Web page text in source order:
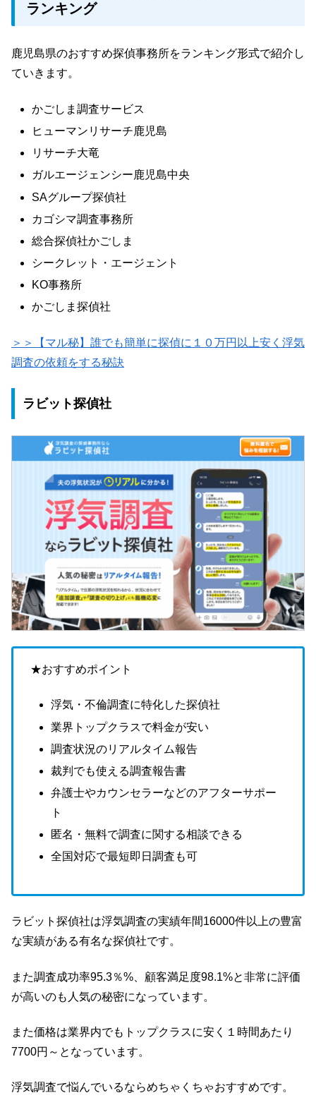
ランキング
鹿児島県のおすすめ探偵事務所をランキング形式で紹介し
ていきます。
かごしま調査サービス
ヒューマンリサーチ鹿児島
リサーチ大竜
ガルエージェンシー鹿児島中央
SAグループ探偵社
カゴシマ調査事務所
総合探偵社かごしま
シークレット・エージェント
KO事務所
かごしま探偵社
＞＞【マル秘】誰でも簡単に探偵に１０万円以上安く浮気
調査の依頼をする秘訣
ラビット探偵社
★おすすめポイント
浮気・不倫調査に特化した探偵社
業界トップクラスで料金が安い
調査状況のリアルタイム報告
裁判でも使える調査報告書
弁護士やカウンセラーなどのアフターサポー
ト
匿名・無料で調査に関する相談できる
全国対応で最短即日調査も可
ラビット探偵社は浮気調査の実績年間16000件以上の豊富
な実績がある有名な探偵社です。
また調査成功率95.3％%、顧客満足度98.1%と非常に評価
が高いのも人気の秘密になっています。
また価格は業界内でもトップクラスに安く１時間あたり
7700円～となっています。
浮気調査で悩んでいるならめちゃくちゃおすすめです。